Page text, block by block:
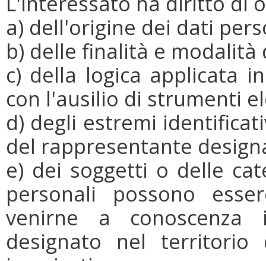
a) dell'origine dei dati
b) delle finalità e
c) della logica applicata
con l'ausilio di strumenti
d) degli estremi
del rappresentante
e) dei soggetti o delle
personali possono
venirne a
designato nel